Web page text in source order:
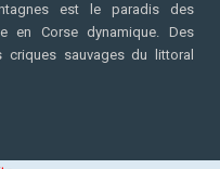
est le paradis des
en Corse dynamique. Des
criques sauvages du littoral